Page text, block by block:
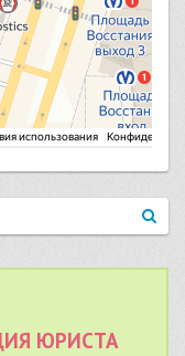
ЮРИСТА